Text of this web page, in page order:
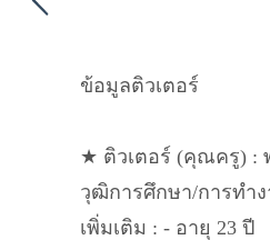
ข้อมูลติวเตอร์
★ ติวเตอร์ (คุณครู) :
วุฒิการศึกษา/การทำ
เพิ่มเติม : - อายุ 23 ปี